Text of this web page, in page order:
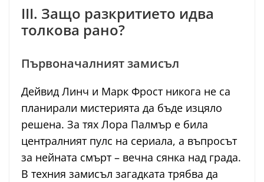
III. Защо разкритието идва
толкова рано?
Първоначалният замисъл
Дейвид Линч и Марк Фрост никога не са
планирали мистерията да бъде изцяло
решена. За тях Лора Палмър е била
централният пулс на сериала, а въпросът
за нейната смърт – вечна сянка над града.
В техния замисъл загадката трябва да